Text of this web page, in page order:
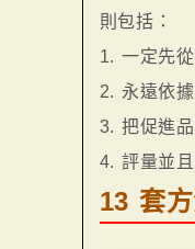
則包括：
1. 一定先
2. 永遠依
3. 把促進
4. 評量並
13 套